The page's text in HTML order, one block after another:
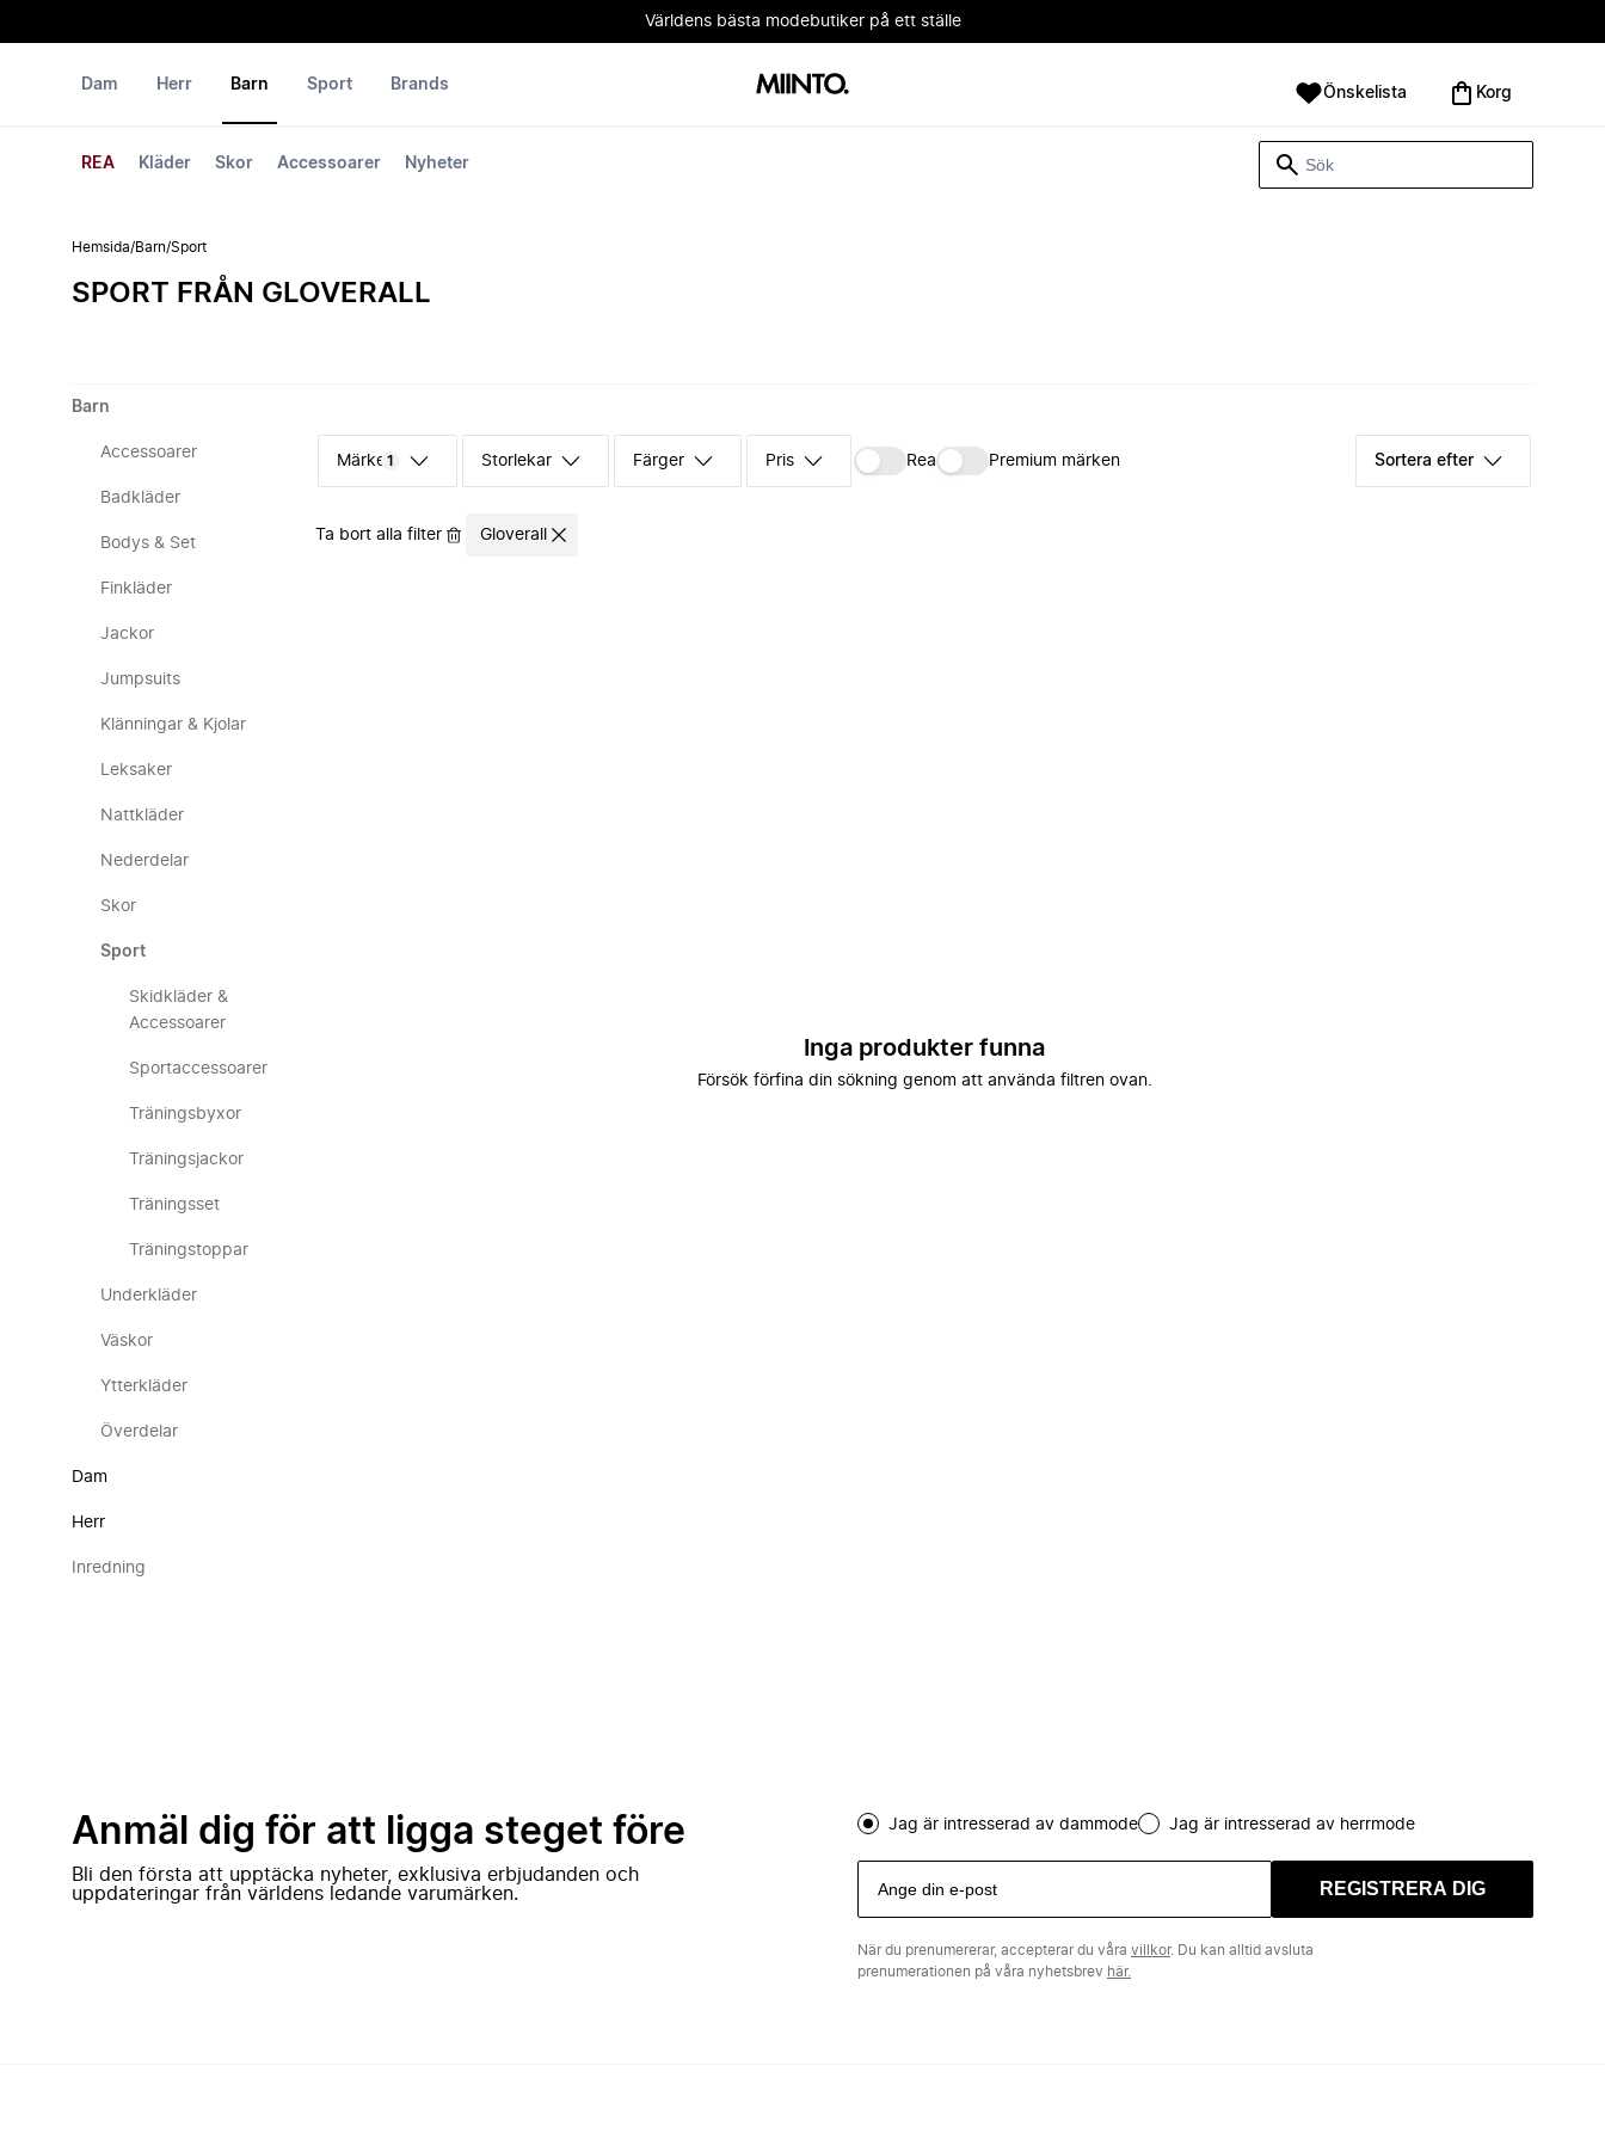
Världens bästa modebutiker på ett ställe
Dam Herr Barn
REA Kläder Skor Accessoarer Nyheter
Sport Brands Önskelista Korg
Hemsida/Barn/Sport
SPORT FRÅN GLOVERALL
Barn
Accessoarer
Badkläder
Bodys & Set
Finkläder
Jackor
Jumpsuits
Klänningar & Kjolar
Leksaker
Nattkläder
Nederdelar
Skor
Sport
Skidkläder &
Accessoarer
Sportaccessoarer
Träningsbyxor
Träningsjackor
Träningsset
Träningstoppar
Underkläder
Väskor
Ytterkläder
Överdelar
Dam
Herr
Inredning
Märke 1 Storlekar Färger Pris Rea Premium märken Sortera efter
Ta bort alla filter Gloverall
Inga produkter funna
Försök förfina din sökning genom att använda filtren ovan.
Anmäl dig för att ligga steget före
Bli den första att upptäcka nyheter, exklusiva erbjudanden och
uppdateringar från världens ledande varumärken.
Jag är intresserad av dammode Jag är intresserad av herrmode
REGISTRERA DIG
När du prenumererar, accepterar du våra villkor. Du kan alltid avsluta
prenumerationen på våra nyhetsbrev här.